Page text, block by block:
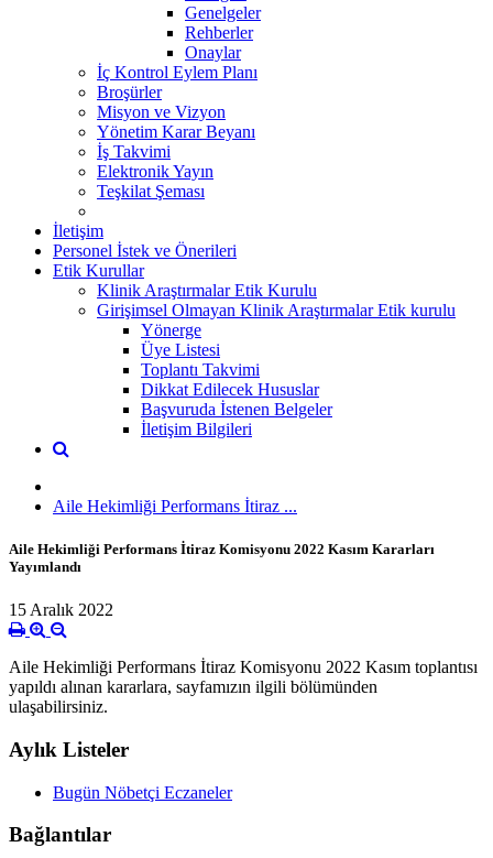
Genelgeler
Rehberler
Onaylar
İç Kontrol Eylem Planı
Broşürler
Misyon ve Vizyon
Yönetim Karar Beyanı
İş Takvimi
Elektronik Yayın
Teşkilat Şeması
İletişim
Personel İstek ve Önerileri
Etik Kurullar
Klinik Araştırmalar Etik Kurulu
Girişimsel Olmayan Klinik Araştırmalar Etik kurulu
Yönerge
Üye Listesi
Toplantı Takvimi
Dikkat Edilecek Hususlar
Başvuruda İstenen Belgeler
İletişim Bilgileri
Aile Hekimliği Performans İtiraz ...
Aile Hekimliği Performans İtiraz Komisyonu 2022 Kasım Kararları
Yayımlandı
15 Aralık 2022
Aile Hekimliği Performans İtiraz Komisyonu 2022 Kasım toplantısı
yapıldı alınan kararlara, sayfamızın ilgili bölümünden
ulaşabilirsiniz.
Aylık Listeler
Bugün Nöbetçi Eczaneler
Bağlantılar